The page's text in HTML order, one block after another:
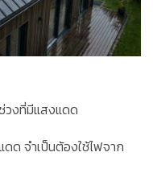
วงที่มีแสงแดด
ด จำเป็นต้องใช้ไฟจาก